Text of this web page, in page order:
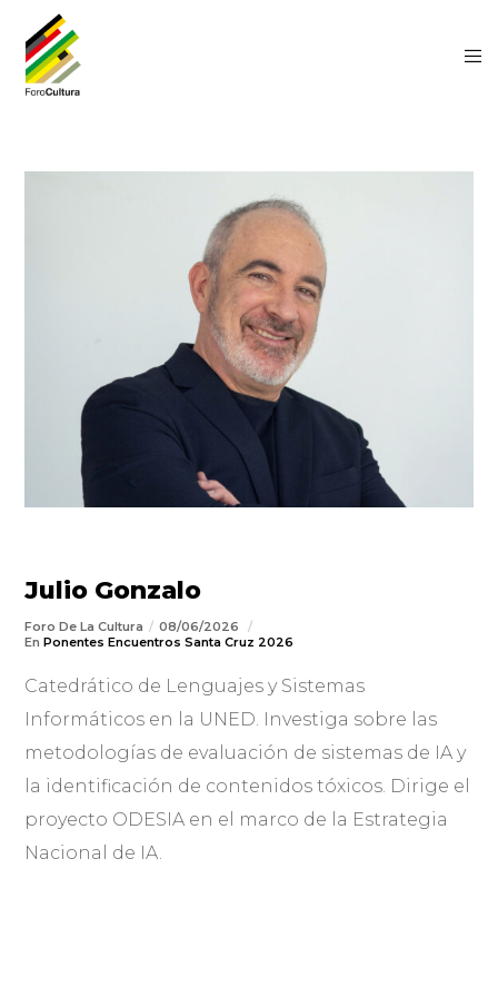
Julio Gonzalo
Foro De La Cultura
08/06/2026
EnPonentes Encuentros Santa Cruz 2026
Catedrático de Lenguajes y Sistemas
Informáticos en la UNED. Investiga sobre las
metodologías de evaluación de sistemas de IA y
la identificación de contenidos tóxicos. Dirige el
proyecto ODESIA en el marco de la Estrategia
Nacional de IA.